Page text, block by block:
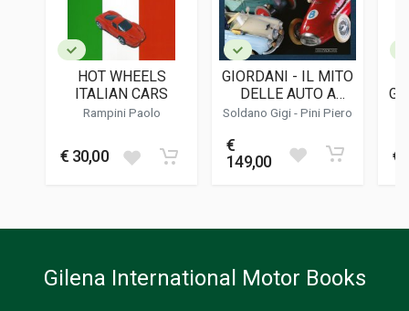
DATA DI STAMPA
03/2023
21 x 30 x 1 cm
Informazioni aggiuntive
HOT WHEELS
ITALIAN CARS
Rampini Paolo
€ 30,00
GIORDANI - IL MITO
DELLE AUTO A
PEDALI / THE
Soldano Gigi - Pini Piero
€
149,00
€
Gilena International Motor Books